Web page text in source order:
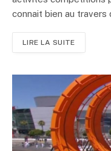
connait bien au travers
LIRE LA SUITE